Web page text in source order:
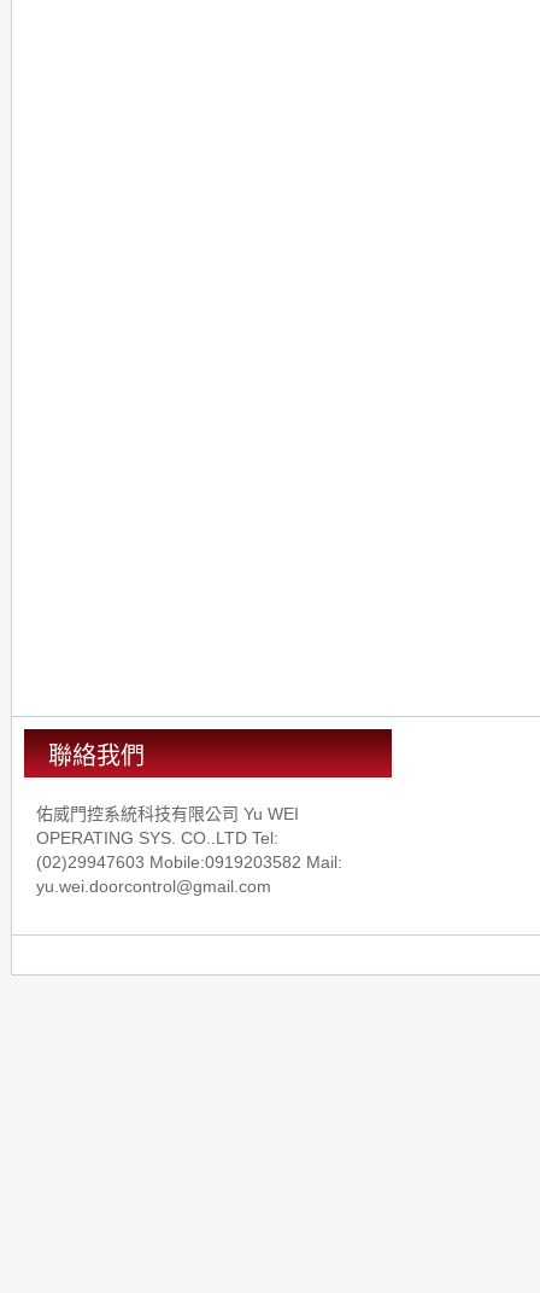
聯絡我們
佑威門控系統科技有限公司 Yu WEI
OPERATING SYS. CO..LTD Tel:
(02)29947603 Mobile:0919203582 Mail:
yu.wei.doorcontrol@gmail.com